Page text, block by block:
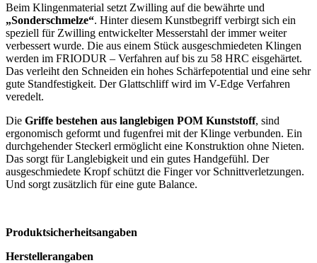
Beim Klingenmaterial setzt Zwilling auf die bewährte und
„Sonderschmelze“. Hinter diesem Kunstbegriff verbirgt sich ein
speziell für Zwilling entwickelter Messerstahl der immer weiter
verbessert wurde. Die aus einem Stück ausgeschmiedeten Klingen
werden im FRIODUR – Verfahren auf bis zu 58 HRC eisgehärtet.
Das verleiht den Schneiden ein hohes Schärfepotential und eine sehr
gute Standfestigkeit. Der Glattschliff wird im V-Edge Verfahren
veredelt.
Die Griffe bestehen aus langlebigen POM Kunststoff, sind
ergonomisch geformt und fugenfrei mit der Klinge verbunden. Ein
durchgehender Steckerl ermöglicht eine Konstruktion ohne Nieten.
Das sorgt für Langlebigkeit und ein gutes Handgefühl. Der
ausgeschmiedete Kropf schützt die Finger vor Schnittverletzungen.
Und sorgt zusätzlich für eine gute Balance.
Produktsicherheitsangaben
Herstellerangaben